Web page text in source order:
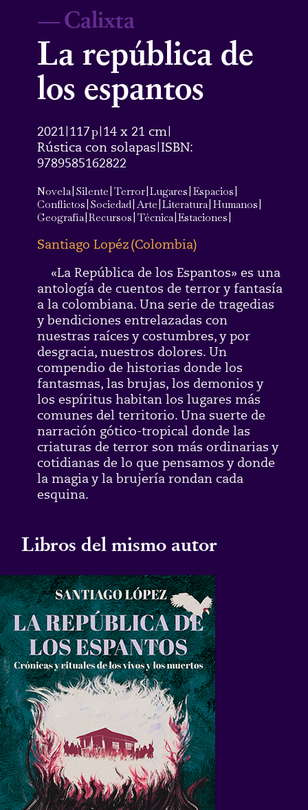
—Calixta
La república de
los espantos
2021 117p 14 x 21 cm
Rústica con solapas ISBN:
9789585162822
Novela Silente Terror Lugares Espacios
Conflictos Sociedad Arte Literatura Humanos
Geografía Recursos Técnica Estaciones
Santiago Lopéz(Colombia)
«La República de los Espantos» es una
antología de cuentos de terror y fantasía
a la colombiana. Una serie de tragedias
y bendiciones entrelazadas con
nuestras raíces y costumbres, y por
desgracia, nuestros dolores. Un
compendio de historias donde los
fantasmas, las brujas, los demonios y
los espíritus habitan los lugares más
comunes del territorio. Una suerte de
narración gótico-tropical donde las
criaturas de terror son más ordinarias y
cotidianas de lo que pensamos y donde
la magia y la brujería rondan cada
esquina.
Libros del mismo autor